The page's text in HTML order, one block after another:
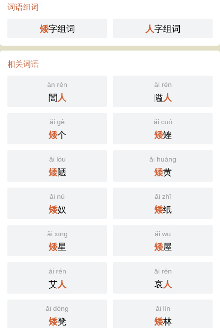
词语组词
矮字组词 人字组词
相关词语
àn rén
闇人
ài rén
隘人
ǎi gè
矮个
ǎi cuó
矮矬
ǎi lòu
矮陋
ǎi huáng
矮黄
ǎi nú
矮奴
ǎi zhǐ
矮纸
ǎi xīng
矮星
ǎi wū
矮屋
ài rén
艾人
āi rén
哀人
ǎi dèng
矮凳
ǎi lín
矮林